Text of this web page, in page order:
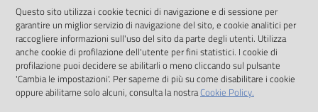
Eventi
Chiedi al
bibliotecario
solo alle condizioni previste dalla direttiva
comunitaria 2003/98/CE e dal d.lgs. 36/2006
SOCIAL
Instagram
Questo sito utilizza i cookie tecnici di navigazione e di sessione per
garantire un miglior servizio di navigazione del sito, e cookie analitici per
raccogliere informazioni sull'uso del sito da parte degli utenti. Utilizza
anche cookie di profilazione dell'utente per fini statistici. I cookie di
profilazione puoi decidere se abilitarli o meno cliccando sul pulsante
'Cambia le impostazioni'. Per saperne di più su come disabilitare i cookie
oppure abilitarne solo alcuni, consulta la nostraCookie Policy.